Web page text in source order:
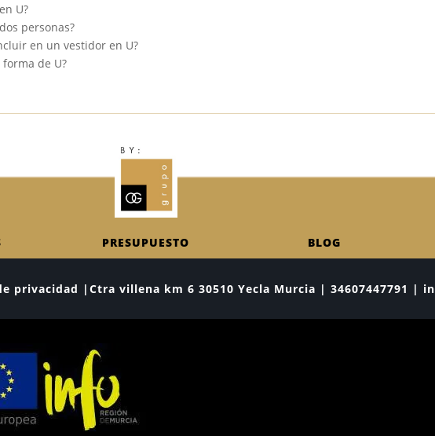
U?
personas?
en un vestidor en U?
de U?
PRESUPUESTO BLOG
|Ctra villena km 6 30510 Yecla Murcia | 34607447791 |